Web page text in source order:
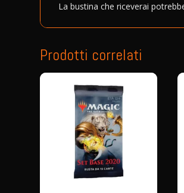
La bustina che riceverai
Prodotti correlati